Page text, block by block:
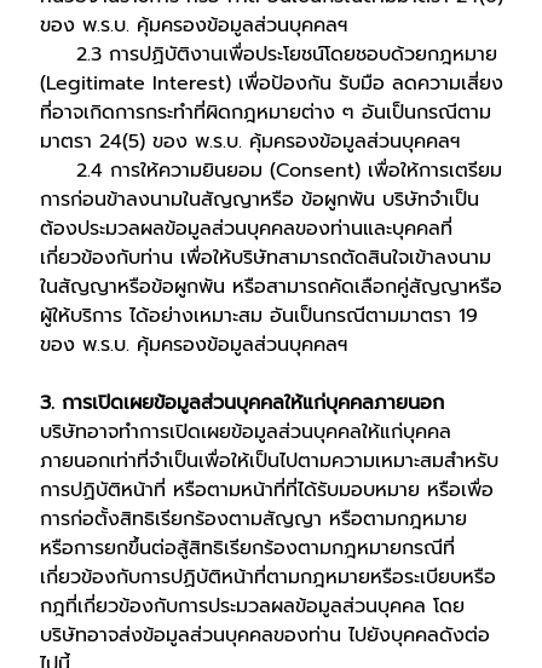
ของ พ.ร.บ. คุ้มครองข้อมูลส่วนบุคคลฯ
2.3 การปฏิบัติงานเพื่อประโยชน์โดยชอบด้วยกฎหมาย
(Legitimate Interest) เพื่อป้องกัน รับมือ ลดความเสี่ยง
ที่อาจเกิดการกระทำที่ผิดกฎหมายต่าง ๆ อันเป็นกรณีตาม
มาตรา 24(5) ของ พ.ร.บ. คุ้มครองข้อมูลส่วนบุคคลฯ
2.4 การให้ความยินยอม (Consent) เพื่อให้การเตรียม
การก่อนข้าลงนามในสัญญาหรือ ข้อผูกพัน บริษัทจำเป็น
ต้องประมวลผลข้อมูลส่วนบุคคลของท่านและบุคคลที่
เกี่ยวข้องกับท่าน เพื่อให้บริษัทสามารถตัดสินใจเข้าลงนาม
ในสัญญาหรือข้อผูกพัน หรือสามารถคัดเลือกคู่สัญญาหรือ
ผู้ให้บริการ ได้อย่างเหมาะสม อันเป็นกรณีตามมาตรา 19
ของ พ.ร.บ. คุ้มครองข้อมูลส่วนบุคคลฯ
3. การเปิดเผยข้อมูลส่วนบุคคลให้แก่บุคคลภายนอก
บริษัทอาจทำการเปิดเผยข้อมูลส่วนบุคคลให้แก่บุคคล
ภายนอกเท่าที่จำเป็นเพื่อให้เป็นไปตามความเหมาะสมสำหรับ
การปฏิบัติหน้าที่ หรือตามหน้าที่ที่ได้รับมอบหมาย หรือเพื่อ
การก่อตั้งสิทธิเรียกร้องตามสัญญา หรือตามกฎหมาย
หรือการยกขึ้นต่อสู้สิทธิเรียกร้องตามกฎหมายกรณีที่
เกี่ยวข้องกับการปฏิบัติหน้าที่ตามกฎหมายหรือระเบียบหรือ
กฎที่เกี่ยวข้องกับการประมวลผลข้อมูลส่วนบุคคล โดย
บริษัทอาจส่งข้อมูลส่วนบุคคลของท่าน ไปยังบุคคลดังต่อ